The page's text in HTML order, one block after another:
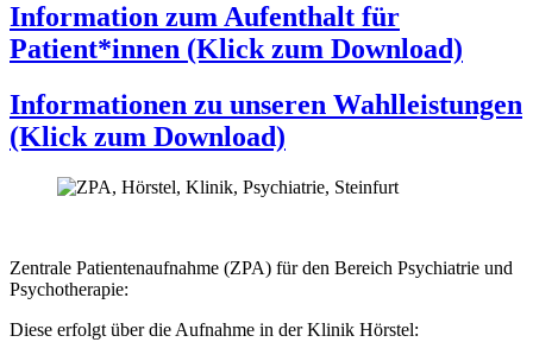
Information zum Aufenthalt für
Patient*innen (Klick zum Download)
Informationen zu unseren Wahlleistungen
(Klick zum Download)
Zentrale Patientenaufnahme (ZPA) für den Bereich Psychiatrie und
Psychotherapie:
Diese erfolgt über die Aufnahme in der Klinik Hörstel: